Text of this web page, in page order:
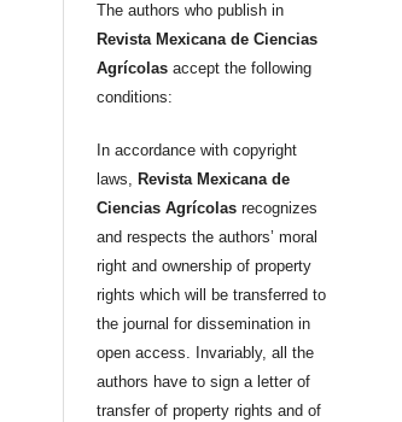
The authors who publish in
Revista Mexicana de Ciencias
Agrícolasaccept the following
conditions:
In accordance with copyright
laws, Revista Mexicana de
Ciencias Agrícolas recognizes
and respects the authors’ moral
right and ownership of property
rights which will be transferred to
the journal for dissemination in
open access. Invariably, all the
authors have to sign a letter of
transfer of property rights and of